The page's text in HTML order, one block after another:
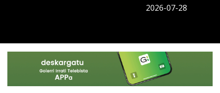
2026-07-28